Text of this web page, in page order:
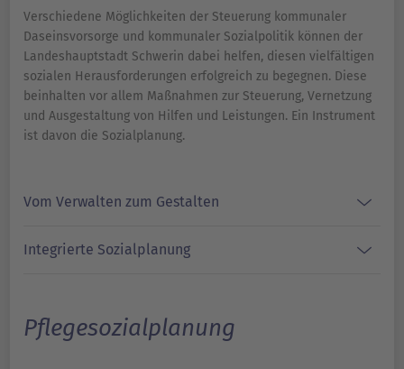
Verschiedene Möglichkeiten der Steuerung kommunaler
Daseinsvorsorge und kommunaler Sozialpolitik können der
Landeshauptstadt Schwerin dabei helfen, diesen vielfältigen
sozialen Herausforderungen erfolgreich zu begegnen. Diese
beinhalten vor allem Maßnahmen zur Steuerung, Vernetzung
und Ausgestaltung von Hilfen und Leistungen. Ein Instrument
ist davon die Sozialplanung.
Vom Verwalten zum Gestalten
Integrierte Sozialplanung
Pflegesozialplanung